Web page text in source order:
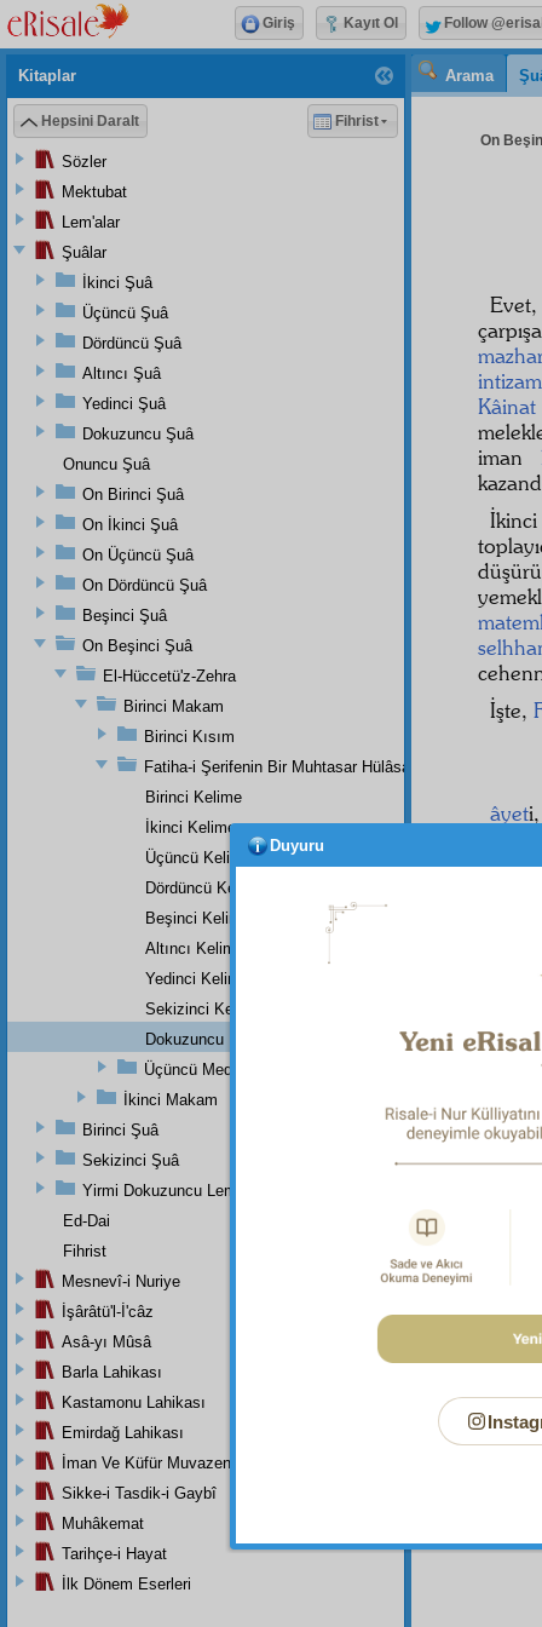
Arama
On
intizam
iman
İşte,
âyet
Dipnot-1
Kitaplar
Hepsini Daralt Fihrist
Sözler
Mektubat
Lem'alar
Şuâlar
İkinci Şuâ
Üçüncü Şuâ
Dördüncü Şuâ
Altıncı Şuâ
Yedinci Şuâ
Dokuzuncu Şuâ
Onuncu Şuâ
On Birinci Şuâ
On İkinci Şuâ
On Üçüncü Şuâ
On Dördüncü Şuâ
Beşinci Şuâ
On Beşinci Şuâ
El-Hüccetü'z-Zehra
Birinci Makam
Birinci Kısım
Fatiha-i Şerifenin Bir Muhtasar Hülâsası
Birinci Kelime
İkinci Kelime
Üçüncü Kelime
Dördüncü Kelime
Beşinci Kelime
Altıncı Kelime
Yedinci Kelime
Sekizinci Kelime
Dokuzuncu Kelime
Üçüncü Medrese-i Yusufiye'nin Tek Bir Dersinin Üçüncü
İkinci Makam
Birinci Şuâ
Sekizinci Şuâ
Yirmi Dokuzuncu Lem'adan İkinci Bab
Ed-Dai
Fihrist
Mesnevî-i Nuriye
İşârâtü'l-İ'câz
Asâ-yı Mûsâ
Barla Lahikası
Kastamonu Lahikası
Emirdağ Lahikası
İman Ve Küfür Muvazeneleri
Sikke-i Tasdik-i Gaybî
Muhâkemat
Tarihçe-i Hayat
İlk Dönem Eserleri
Giriş Kayıt Ol Follow
Duyuru